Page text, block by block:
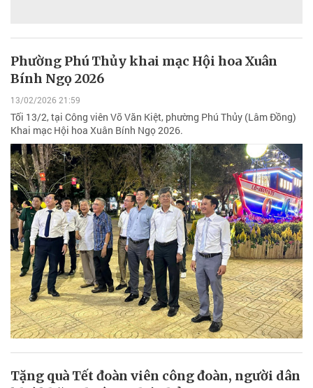
Phường Phú Thủy khai mạc Hội hoa Xuân
Bính Ngọ 2026
13/02/2026 21:59
Tối 13/2, tại Công viên Võ Văn Kiệt, phường Phú Thủy (Lâm Đồng)
Khai mạc Hội hoa Xuân Bính Ngọ 2026.
Tặng quà Tết đoàn viên công đoàn, người dân